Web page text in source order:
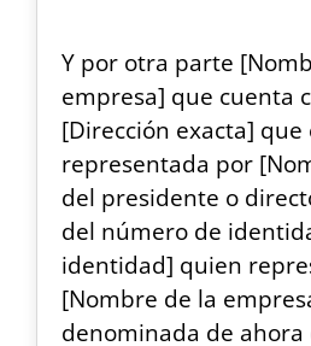
Y por otra parte
empresa] que cuenta
[Dirección exacta] que
representada por
del presidente o
del número de
identidad] quien
[Nombre de la
denominada de